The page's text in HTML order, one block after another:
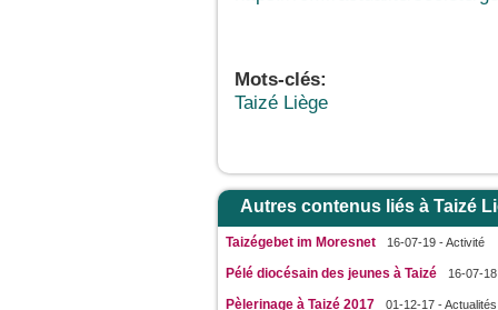
Mots-clés:
Taizé Liège
Autres contenus liés à Taizé
Taizégebet im Moresnet 16-07-19 - Activité
Pélé diocésain des jeunes à Taizé 16-07-
Pèlerinage à Taizé 2017 01-12-17 - Actualités